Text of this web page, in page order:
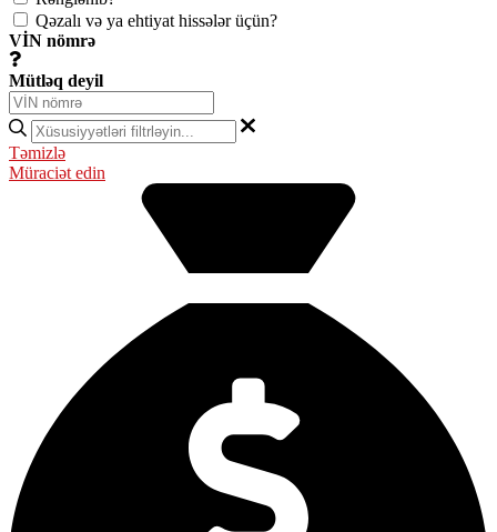
Qəzalı və ya ehtiyat hissələr üçün?
VİN nömrə
Mütləq deyil
Təmizlə
Müraciət edin